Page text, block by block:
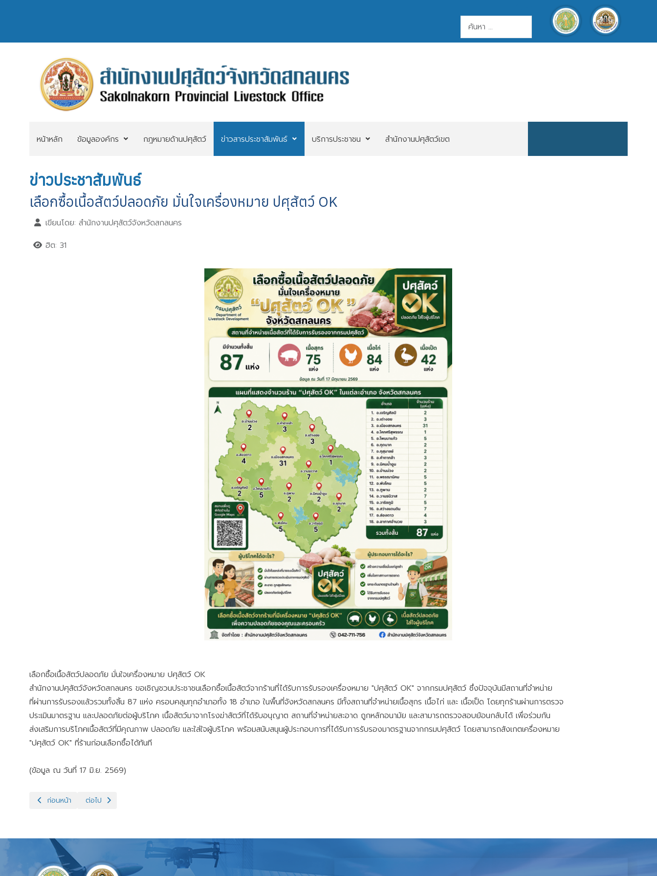
การค้นหา
หน้าหลัก ข้อมูลองค์กร กฎหมายด้านปศุสัตว์ ข่าวสารประชาสัมพันธ์ บริการประชาชน สำนักงานปศุสัตว์เขต
ข่าวประชาสัมพันธ์
เลือกซื้อเนื้อสัตว์ปลอดภัย มั่นใจเครื่องหมาย ปศุสัตว์ OK
เขียนโดย: สำนักงานปศุสัตว์จังหวัดสกลนคร
ฮิต: 31
เลือกซื้อเนื้อสัตว์ปลอดภัย มั่นใจเครื่องหมาย ปศุสัตว์ OK
สำนักงานปศุสัตว์จังหวัดสกลนคร ขอเชิญชวนประชาชนเลือกซื้อเนื้อสัตว์จากร้านที่ได้รับการรับรองเครื่องหมาย "ปศุสัตว์ OK" จากกรมปศุสัตว์ซึ่งปัจจุบันมีสถานที่จำหน่าย
ที่ผ่านการรับรองแล้วรวมทั้งสิ้น 87 แห่ง ครอบคลุมทุกอำเภอทั้ง 18 อำเภอ ในพื้นที่จังหวัดสกลนคร มีทั้งสถานที่จำหน่ายเนื้อสุกร เนื้อไก่ และ เนื้อเป็ด โดยทุกร้านผ่านการตรวจ
ประเมินมาตรฐาน และปลอดภัยต่อผู้บริโภค เนื้อสัตว์มาจากโรงฆ่าสัตว์ที่ได้รับอนุญาต สถานที่จำหน่ายสะอาด ถูกหลักอนามัย และสามารถตรวจสอบย้อนกลับได้เพื่อร่วมกัน
ส่งเสริมการบริโภคเนื้อสัตว์ที่มีคุณภาพ ปลอดภัย และใส่ใจผู้บริโภค พร้อมสนับสนุนผู้ประกอบการที่ได้รับการรับรองมาตรฐานจากกรมปศุสัตว์ โดยสามารถสังเกตเครื่องหมาย
"ปศุสัตว์ OK" ที่ร้านก่อนเลือกซื้อได้ทันที
(ข้อมูล ณ วันที่ 17 มิ.ย. 2569)
เนื้อหาก่อนหน้า: เก็บตัวอย่างซีรั่มและตัวอย่างเลือดจากม้า ภายใต้โครงการสร้างสถานภาพปลอดโรคโลหิตจางติดเชื้อในม้า (Equine Infectious Anemia: EIA) และโครงการเฝ้าระวังโรคทริพาโนโซมา (Trypanosoma
ก่อนหน้า เนื้อหาถัดไป: โครงการฝึกอบรมอาสาปศุสัตว์ สำหรับการดำเนินการออกฉีดวัคซีนป้องกันโรคพิษสุนัขบ้า ตามโครงการความร่วมมือรณรงค์ป้องกันโรคพิษสุนัขบ้า ในพื้นที่อำเภอส่องดาว ประจำปี พ.ศ.
ต่อไป